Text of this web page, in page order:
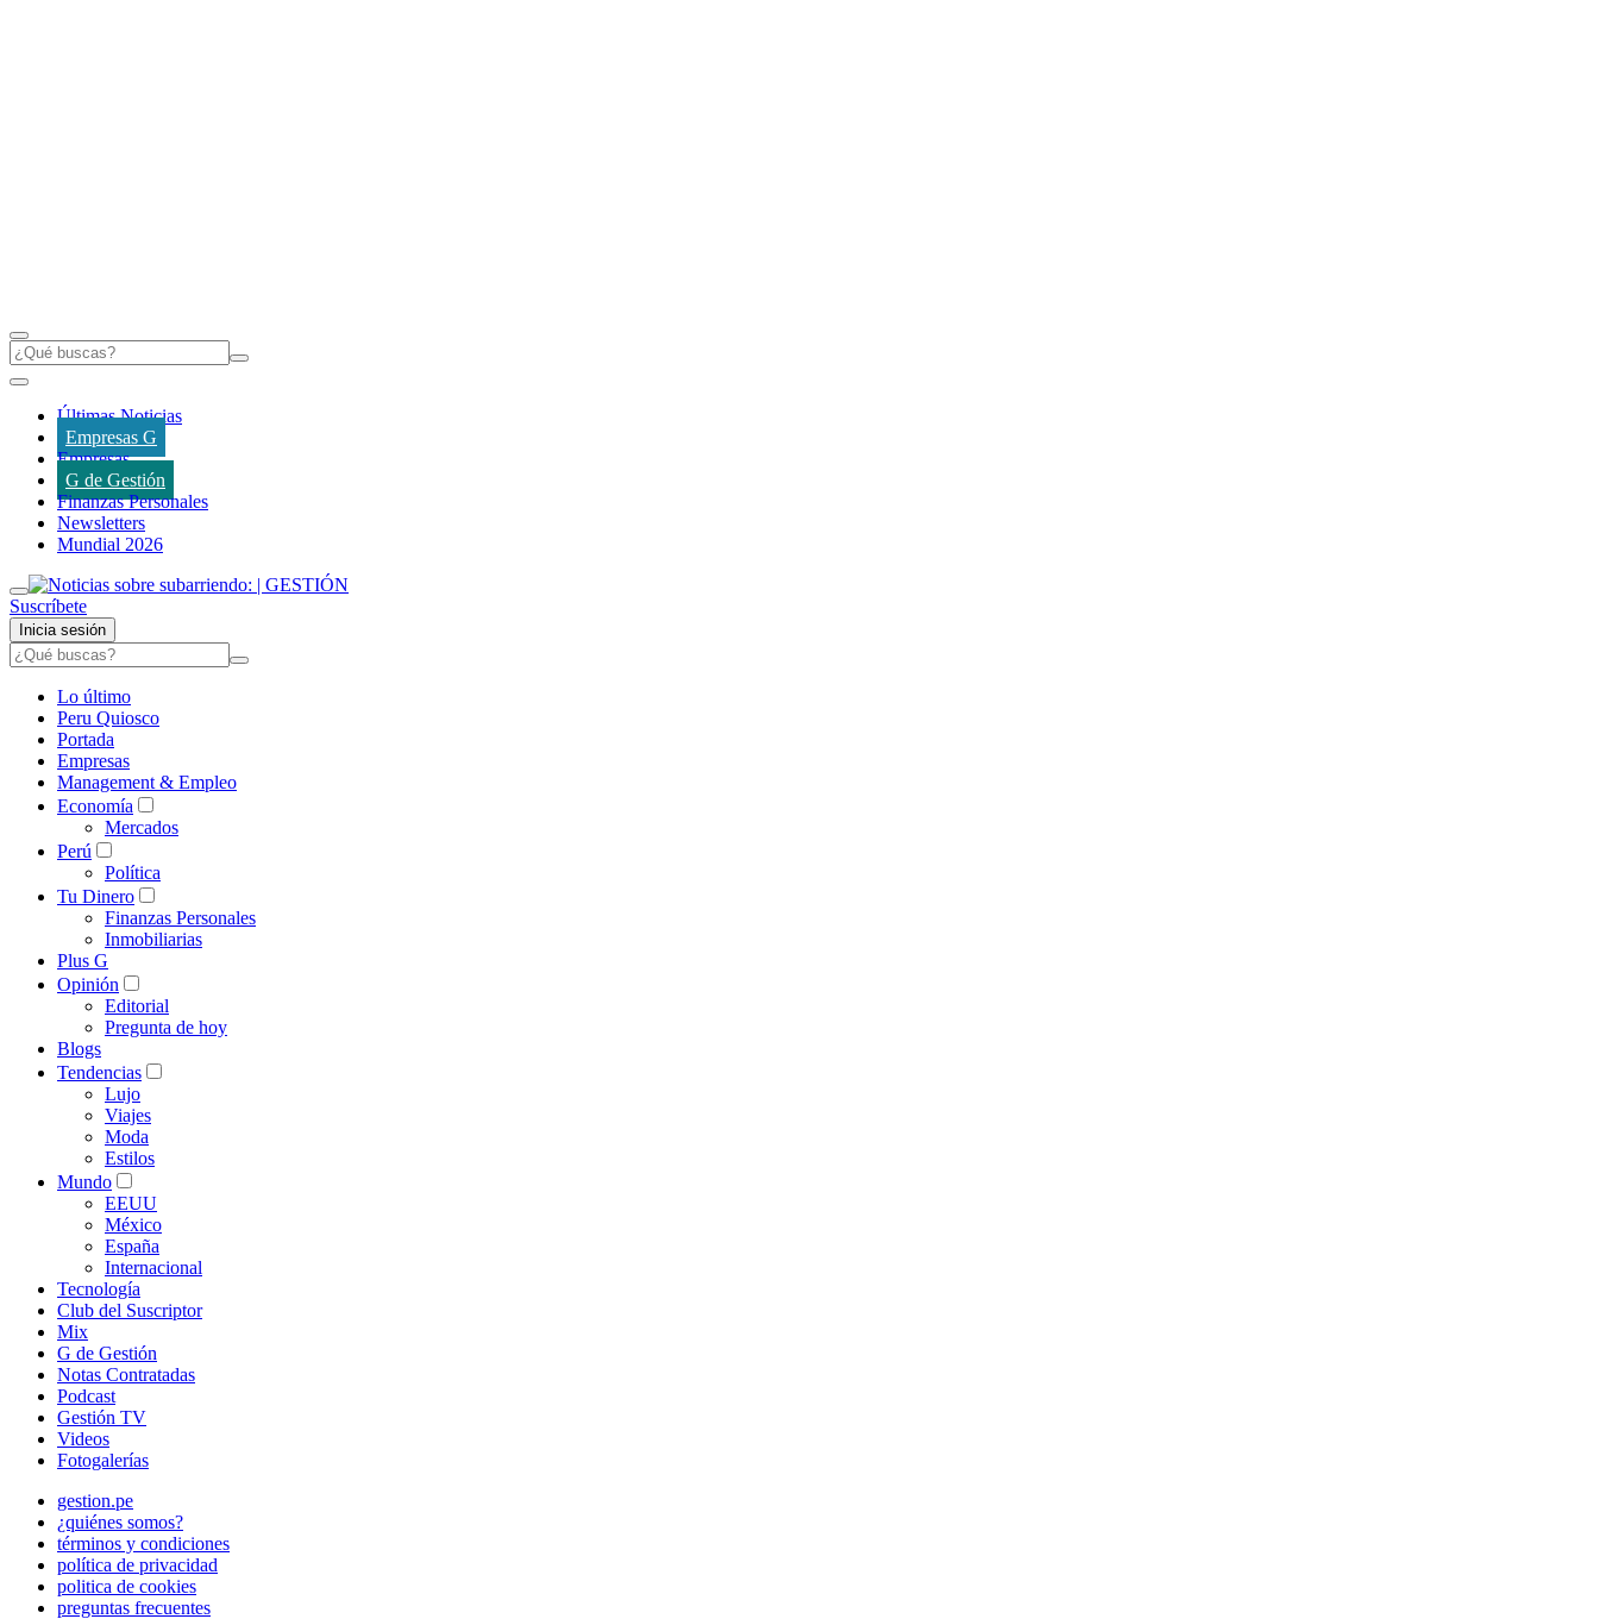
Últimas Noticias
Empresas G
Empresas
G de Gestión
Finanzas Personales
Newsletters
Mundial 2026
Suscríbete
Inicia sesión
Lo último
Peru Quiosco
Portada
Empresas
Management & Empleo
Economía
Mercados
Perú
Política
Tu Dinero
Finanzas Personales
Inmobiliarias
Plus G
Opinión
Editorial
Pregunta de hoy
Blogs
Tendencias
Lujo
Viajes
Moda
Estilos
Mundo
EEUU
México
España
Internacional
Tecnología
Club del Suscriptor
Mix
G de Gestión
Notas Contratadas
Podcast
Gestión TV
Videos
Fotogalerías
gestion.pe
¿quiénes somos?
términos y condiciones
política de privacidad
politica de cookies
preguntas frecuentes